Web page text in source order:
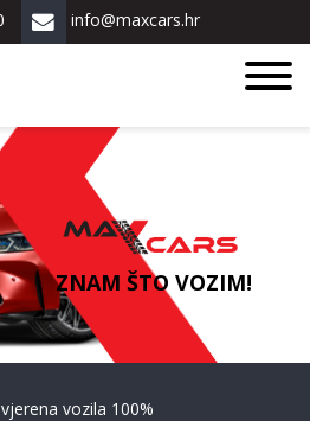
info@maxcars.hr
ZNAM ŠTO VOZIM!
vozila 100%